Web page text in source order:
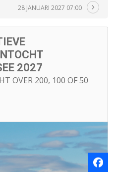
28 JANUARI 2027 07:00
2027
OVER 200, 100 OF 50